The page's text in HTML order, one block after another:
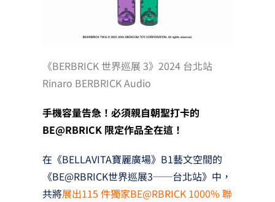
《BERBRICK 世界巡展 3》2024 台北站
Rinaro BERBRICK Audio
手機容量告急！必須親自朝聖打卡的
BE@RBRICK 限定作品全在這！
在《BELLAVITA寶麗廣場》B1藝文空間的
《BE@RBRICK世界巡展3──台北站》中，
共將展出115 件獨家BE@RBRICK 1000% 聯